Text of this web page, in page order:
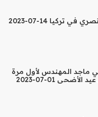
تركيا 14-07-2023
ماجد المهندس لأول مرة
01-07-2023